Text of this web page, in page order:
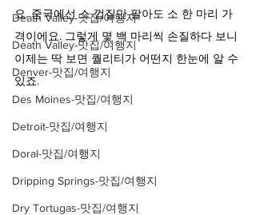
Death Valley-맛집/여행지
Death Valley-맛집/여행지
Denver-맛집/여행지
Des Moines-맛집/여행지
Detroit-맛집/여행지
Doral-맛집/여행지
Dripping Springs-맛집/여행지
Dry Tortugas-맛집/여행지
요. 중국에선 소 껍질만 팔아도 소 한 마리 가
격이에요. 그렇게 몇 백 마리씩 손질하다 보니
이제는 딱 보면 퀄리티가 어떤지 한눈에 알 수
있죠.